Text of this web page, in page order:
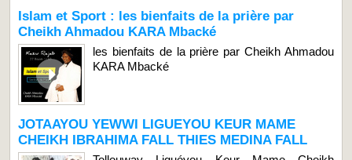
Islam et Sport : les bienfaits de la prière par
Cheikh Ahmadou KARA Mbacké
les bienfaits de la prière par Cheikh Ahmadou
KARA Mbacké
JOTAAYOU YEWWI LIGUEYOU KEUR MAME
CHEIKH IBRAHIMA FALL THIES MEDINA FALL